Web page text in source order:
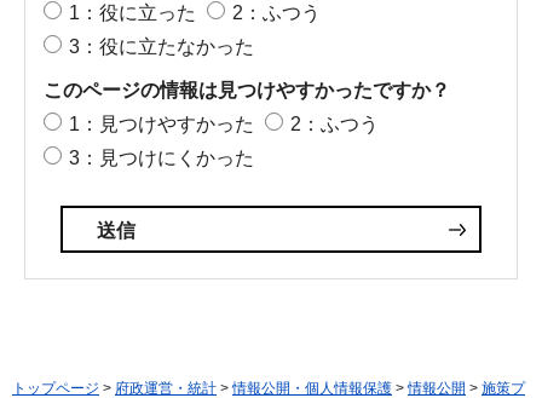
1：役に立った
2：ふつう
3：役に立たなかった
このページの情報は見つけやすかったですか？
1：見つけやすかった
2：ふつう
3：見つけにくかった
トップページ > 府政運営・統計 >情報公開・個人情報保護 >情報公開 > 施策プ